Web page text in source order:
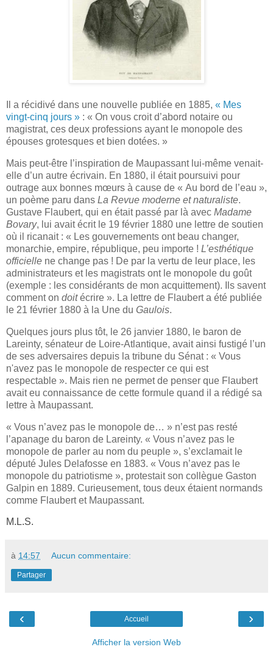
Il a récidivé dans une nouvelle publiée en 1885, « Mes
vingt-cinq jours » : « On vous croit d’abord notaire ou
magistrat, ces deux professions ayant le monopole des
épouses grotesques et bien dotées. »
Mais peut-être l’inspiration de Maupassant lui-même venait-
elle d’un autre écrivain. En 1880, il était poursuivi pour
outrage aux bonnes mœurs à cause de « Au bord de l’eau »,
un poème paru dans La Revue moderne et naturaliste.
Gustave Flaubert, qui en était passé par là avec Madame
Bovary, lui avait écrit le 19 février 1880 une lettre de soutien
où il ricanait : « Les gouvernements ont beau changer,
monarchie, empire, république, peu importe ! L’esthétique
officielle ne change pas ! De par la vertu de leur place, les
administrateurs et les magistrats ont le monopole du goût
(exemple : les considérants de mon acquittement). Ils savent
comment on doitécrire ». La lettre de Flaubert a été publiée
le 21 février 1880 à la Une du Gaulois.
Quelques jours plus tôt, le 26 janvier 1880, le baron de
Lareinty, sénateur de Loire-Atlantique, avait ainsi fustigé l’un
de ses adversaires depuis la tribune du Sénat : « Vous
n'avez pas le monopole de respecter ce qui est
respectable ». Mais rien ne permet de penser que Flaubert
avait eu connaissance de cette formule quand il a rédigé sa
lettre à Maupassant.
« Vous n’avez pas le monopole de… » n’est pas resté
l’apanage du baron de Lareinty. « Vous n’avez pas le
monopole de parler au nom du peuple », s’exclamait le
député Jules Delafosse en 1883. « Vous n’avez pas le
monopole du patriotisme », protestait son collègue Gaston
Galpin en 1889. Curieusement, tous deux étaient normands
comme Flaubert et Maupassant.
M.L.S.
à 14:57 Aucun commentaire:
Partager
‹ ›
Accueil
Afficher la version Web